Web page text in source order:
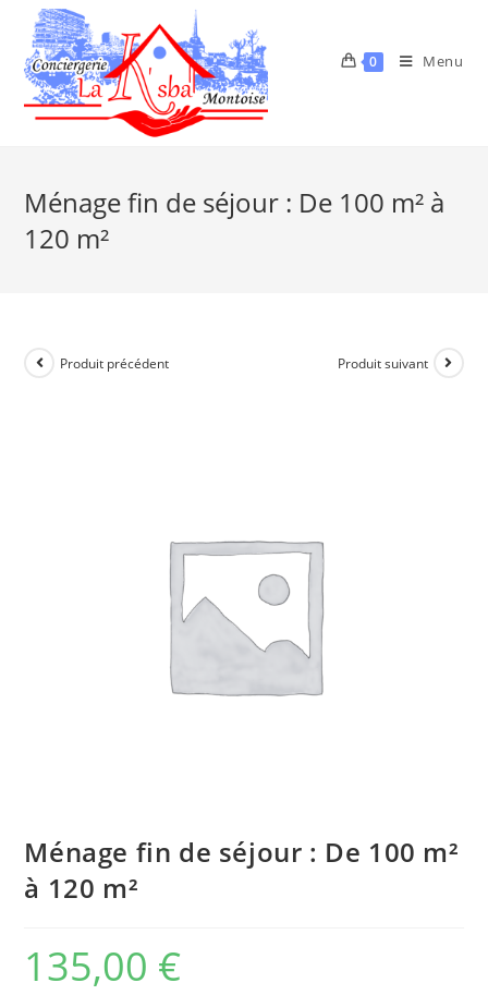
0 Menu
Ménage fin de séjour : De 100 m² à
120 m²
Produit précédent Produit suivant
Ménage fin de séjour : De 100 m²
à 120 m²
135,00 €